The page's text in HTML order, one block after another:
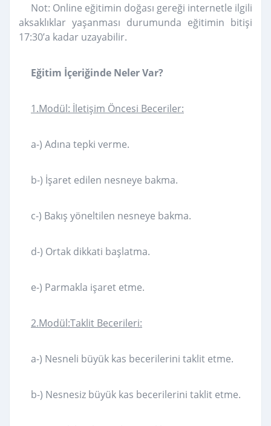
Not: Online eğitimin doğası gereği internetle ilgili
aksaklıklar yaşanması durumunda eğitimin bitişi
17:30’a kadar uzayabilir.
Eğitim İçeriğinde Neler Var?
1.Modül: İletişim Öncesi Beceriler:
a-) Adına tepki verme.
b-) İşaret edilen nesneye bakma.
c-) Bakış yöneltilen nesneye bakma.
d-) Ortak dikkati başlatma.
e-) Parmakla işaret etme.
2.Modül:Taklit Becerileri:
a-) Nesneli büyük kas becerilerini taklit etme.
b-) Nesnesiz büyük kas becerilerini taklit etme.